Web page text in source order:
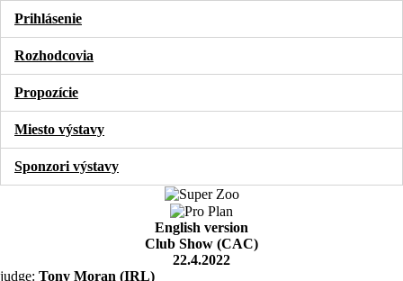
Prihlásenie
Rozhodcovia
Propozície
Miesto výstavy
Sponzori výstavy
English version
Club Show (CAC)
22.4.2022
judge: Tony Moran (IRL)